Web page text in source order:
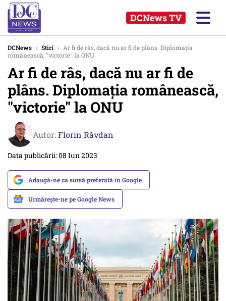
DCNews TV
DCNews › Stiri › Ar fi de râs, dacă nu ar fi de plâns. Diplomaţia
românească, "victorie" la ONU
Ar fi de râs, dacă nu ar fi de
plâns. Diplomaţia românească,
"victorie" la ONU
Autor:Florin Răvdan
Data publicării: 08 Iun 2023
Adaugă-ne ca sursă preferată în Google
Urmărește-ne pe Google News